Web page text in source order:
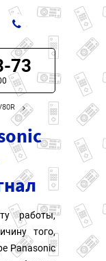
73
работы,
того,
Panasonic